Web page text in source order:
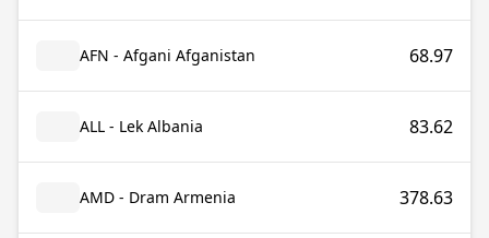
AFN - Afgani Afganistan 68.97
ALL - Lek Albania 83.62
AMD - Dram Armenia 378.63